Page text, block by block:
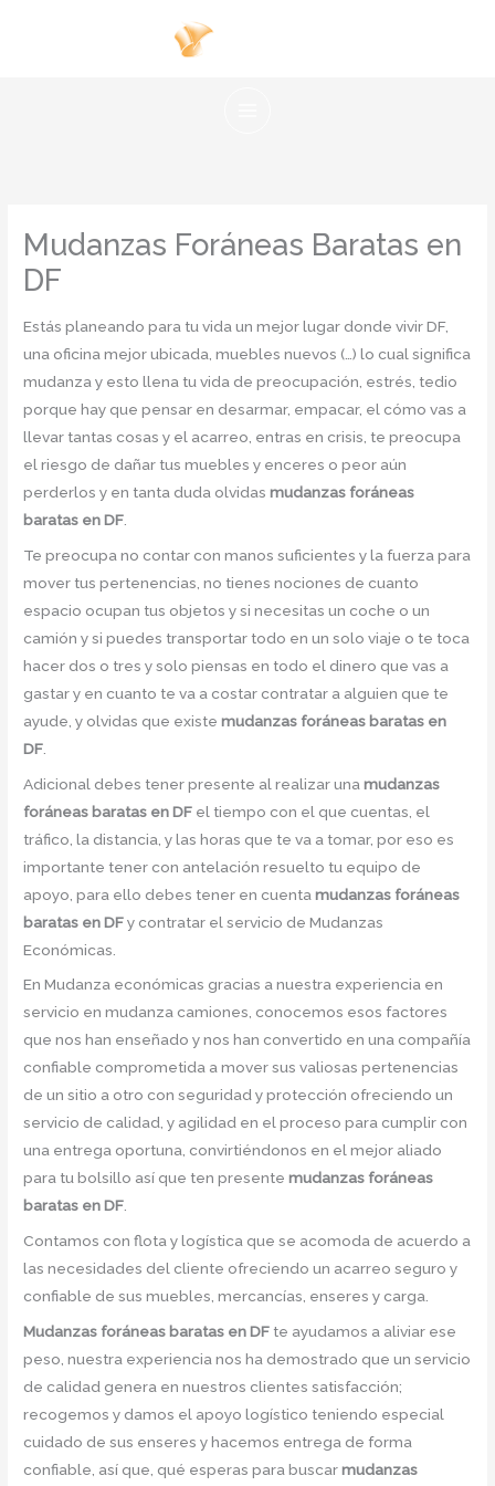
Mudanzas Foráneas Baratas en
DF
Estás planeando para tu vida un mejor lugar donde vivir DF,
una oficina mejor ubicada, muebles nuevos (…) lo cual significa
mudanza y esto llena tu vida de preocupación, estrés, tedio
porque hay que pensar en desarmar, empacar, el cómo vas a
llevar tantas cosas y el acarreo, entras en crisis, te preocupa
el riesgo de dañar tus muebles y enceres o peor aún
perderlos y en tanta duda olvidasmudanzas foráneas
baratas en DF
Te preocupa no contar con manos suficientes y la fuerza para
mover tus pertenencias, no tienes nociones de cuanto
espacio ocupan tus objetos y si necesitas un coche o un
camión y si puedes transportar todo en un solo viaje o te toca
hacer dos o tres y solo piensas en todo el dinero que vas a
gastar y en cuanto te va a costar contratar a alguien que te
ayude, y olvidas que existemudanzas foráneas baratas en
DF
Adicional debes tener presente al realizar unamudanzas
foráneas baratas en DF el tiempo con el que cuentas, el
tráfico, la distancia, y las horas que te va a tomar, por eso es
importante tener con antelación resuelto tu equipo de
apoyo, para ello debes tener en cuentamudanzas foráneas
baratas en DFy contratar el servicio de Mudanzas
Económicas.
En Mudanza económicas gracias a nuestra experiencia en
servicio en mudanza camiones, conocemos esos factores
que nos han enseñado y nos han convertido en una compañía
confiable comprometida a mover sus valiosas pertenencias
de un sitio a otro con seguridad y protección ofreciendo un
servicio de calidad, y agilidad en el proceso para cumplir con
una entrega oportuna, convirtiéndonos en el mejor aliado
para tu bolsillo así que ten presentemudanzas foráneas
baratas en DF.
Contamos con flota y logística que se acomoda de acuerdo a
las necesidades del cliente ofreciendo un acarreo seguro y
confiable de sus muebles, mercancías, enseres y carga.
Mudanzas foráneas baratas en DF te ayudamos a aliviar ese
peso, nuestra experiencia nos ha demostrado que un servicio
de calidad genera en nuestros clientes satisfacción;
recogemos y damos el apoyo logístico teniendo especial
cuidado de sus enseres y hacemos entrega de forma
confiable, así que, qué esperas para buscarmudanzas